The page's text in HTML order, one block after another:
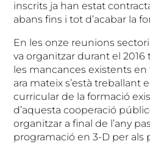
inscrits ja han estat
abans fins i tot d’acabar la
En les onze reunions
va organitzar durant el
les mancances existents
ara mateix s’està treballant
curricular de la formació
d’aquesta cooperació
organitzar a final de l’any
programació en 3-D per als